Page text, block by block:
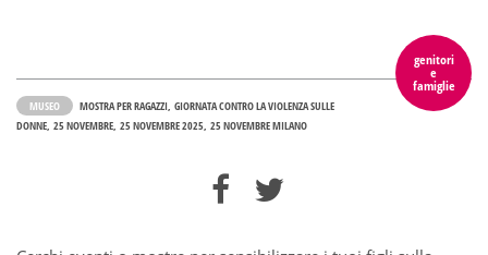
genitori
e
famiglie
MUSEO MOSTRA PER RAGAZZI GIORNATA CONTRO LA VIOLENZA SULLE
DONNE 25 NOVEMBRE 25 NOVEMBRE 2025 25 NOVEMBRE MILANO